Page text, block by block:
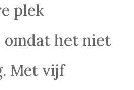
plek
omdat het niet
Met vijf